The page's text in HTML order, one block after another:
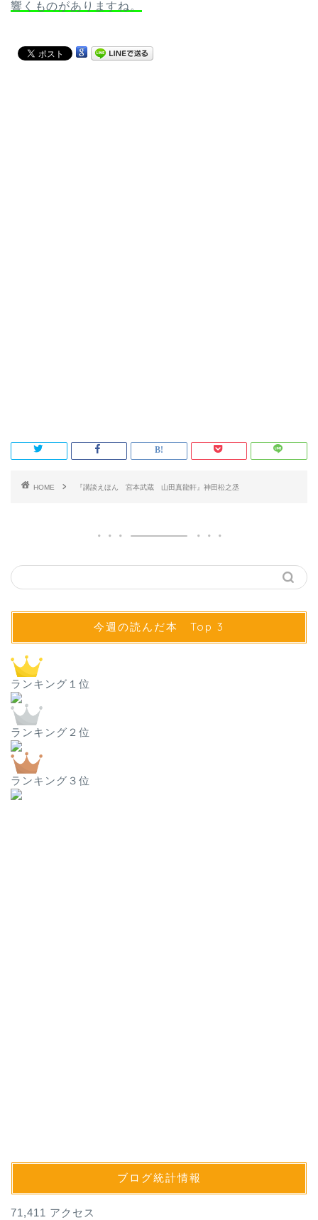
響くものがありますね。
HOME 『講談えほん 宮本武蔵 山田真龍軒』神田松之丞
今週の読んだ本 Top 3
ランキング１位
ランキング２位
ランキング３位
ブログ統計情報
71,411 アクセス